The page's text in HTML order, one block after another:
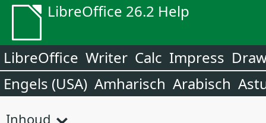
LibreOffice 26.2 Help
LibreOffice Writer Calc Impress
Engels (USA) Amharisch Arabisch
Inhoud